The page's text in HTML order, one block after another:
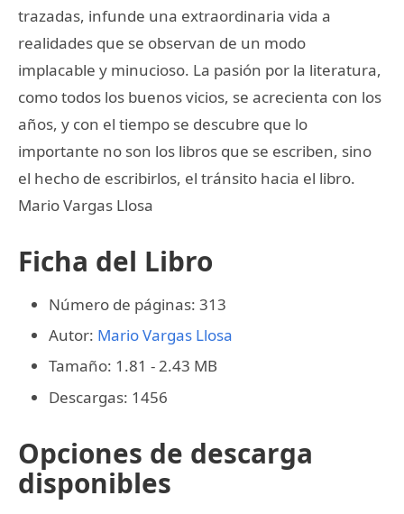
trazadas, infunde una extraordinaria vida a
realidades que se observan de un modo
implacable y minucioso. La pasión por la literatura,
como todos los buenos vicios, se acrecienta con los
años, y con el tiempo se descubre que lo
importante no son los libros que se escriben, sino
el hecho de escribirlos, el tránsito hacia el libro.
Mario Vargas Llosa
Ficha del Libro
Número de páginas: 313
Autor: Mario Vargas Llosa
Tamaño: 1.81 - 2.43 MB
Descargas: 1456
Opciones de descarga
disponibles